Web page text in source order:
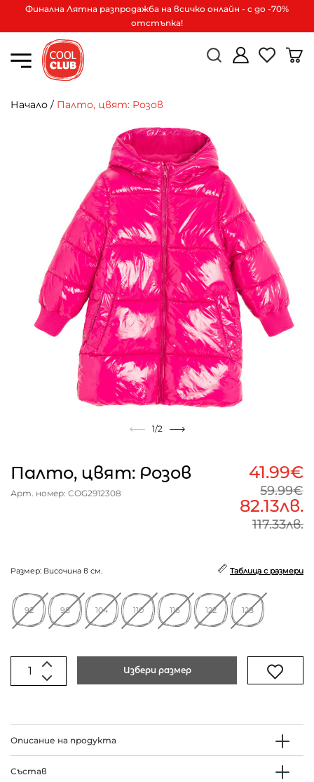
Финална Лятна разпродажба на всичко онлайн - с до -70%
отстъпка!
Начало / Палто, цвят: Розов
1/2
Палто, цвят: Розов
Арт. номер: COG2912308
41.99€
59.99€
82.13лв.
117.33лв.
Размер: Височина в см. Таблица с размери
92 98 104 110 116 122 128
Избери размер
Описание на продукта
Състав